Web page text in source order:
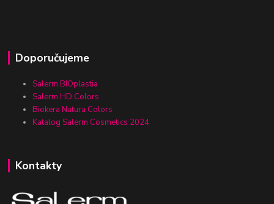
Doporučujeme
Salerm BIOplastia
Salerm HD Colors
Biokera Natura Colors
Katalog Salerm Cosmetics 2024
Kontakty